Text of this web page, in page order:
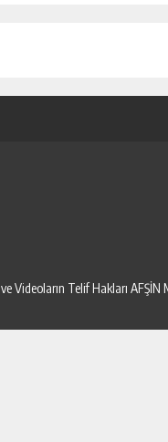
ve Videoların Telif Hakları